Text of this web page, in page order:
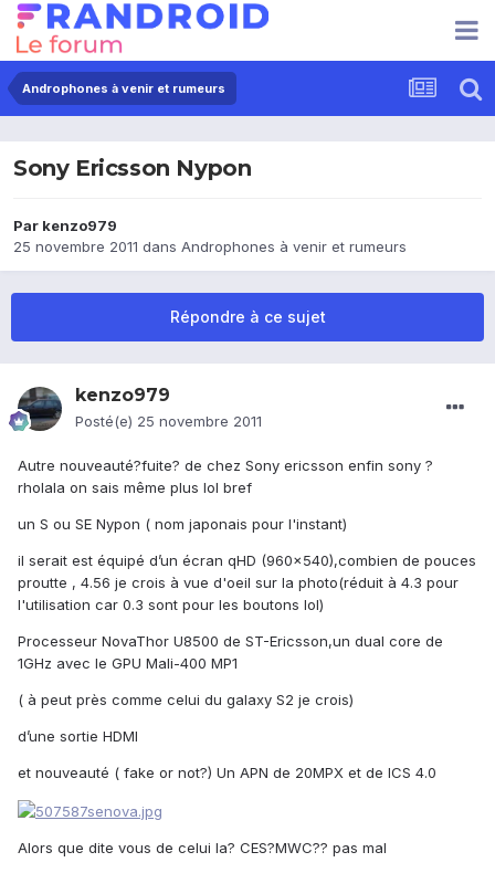
Androphones à venir et rumeurs
Sony Ericsson Nypon
Par kenzo979
25 novembre 2011 dans Androphones à venir et rumeurs
Répondre à ce sujet
kenzo979
Posté(e) 25 novembre 2011
Autre nouveauté?fuite? de chez Sony ericsson enfin sony ?
rholala on sais même plus lol bref
un S ou SE Nypon ( nom japonais pour l'instant)
il serait est équipé d’un écran qHD (960×540),combien de pouces
proutte , 4.56 je crois à vue d'oeil sur la photo(réduit à 4.3 pour
l'utilisation car 0.3 sont pour les boutons lol)
Processeur NovaThor U8500 de ST-Ericsson,un dual core de
1GHz avec le GPU Mali-400 MP1
( à peut près comme celui du galaxy S2 je crois)
d’une sortie HDMI
et nouveauté ( fake or not?) Un APN de 20MPX et de ICS 4.0
Alors que dite vous de celui la? CES?MWC?? pas mal